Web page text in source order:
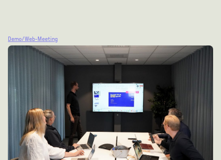
Demo/Web-Meeting